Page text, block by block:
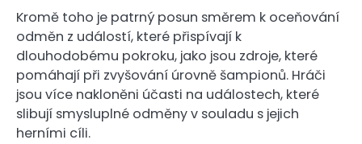
Kromě toho je patrný posun směrem k oceňování
odměn z událostí, které přispívají k
dlouhodobému pokroku, jako jsou zdroje, které
pomáhají při zvyšování úrovně šampionů. Hráči
jsou více nakloněni účasti na událostech, které
slibují smysluplné odměny v souladu s jejich
herními cíli.